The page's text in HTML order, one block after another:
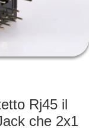
Rj45 il
che 2x1